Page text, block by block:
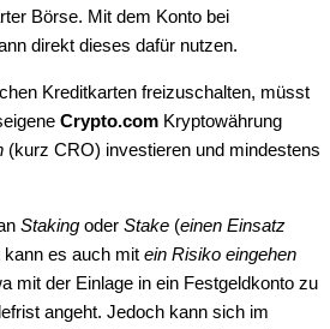
Börse. Mit dem Konto bei
direkt dieses dafür nutzen.
Kreditkarten freizuschalten, müsst
Crypto.com Kryptowährung
(kurz CRO) investieren und mindestens
Staking oder Stake (einen Einsatz
es auch mit ein Risiko eingehen
mit der Einlage in ein Festgeldkonto zu
angeht. Jedoch kann sich im